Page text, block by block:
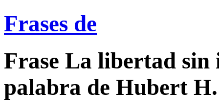
Frases de
Frase La libertad sin
palabra de Hubert